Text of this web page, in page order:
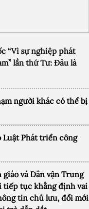
“Vì sự nghiệp phát
lần thứ Tư: Đâu là
người khác có thể bị
Luật Phát triển công
và Dân vận Trung
tiếp tục khẳng định vai
tin chủ lưu, đổi mới